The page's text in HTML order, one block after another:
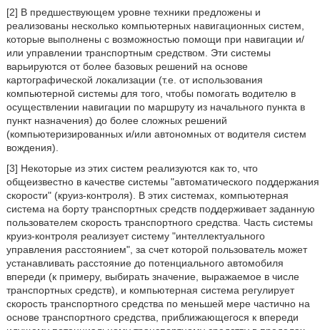
[2] В предшествующем уровне техники предложены и
реализованы несколько компьютерных навигационных систем,
которые выполнены с возможностью помощи при навигации и/
или управлении транспортным средством. Эти системы
варьируются от более базовых решений на основе
картографической локализации (т.е. от использования
компьютерной системы для того, чтобы помогать водителю в
осуществлении навигации по маршруту из начального пункта в
пункт назначения) до более сложных решений
(компьютеризированных и/или автономных от водителя систем
вождения).
[3] Некоторые из этих систем реализуются как то, что
общеизвестно в качестве системы "автоматического поддержания
скорости" (круиз-контроля). В этих системах, компьютерная
система на борту транспортных средств поддерживает заданную
пользователем скорость транспортного средства. Часть системы
круиз-контроля реализует систему "интеллектуального
управления расстоянием", за счет которой пользователь может
устанавливать расстояние до потенциального автомобиля
впереди (к примеру, выбирать значение, выражаемое в числе
транспортных средств), и компьютерная система регулирует
скорость транспортного средства по меньшей мере частично на
основе транспортного средства, приближающегося к впереди